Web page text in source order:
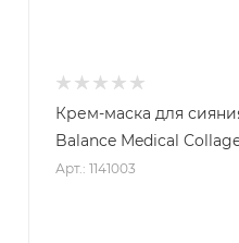
Крем-маска для
Balance Medical
Арт.: 1141003